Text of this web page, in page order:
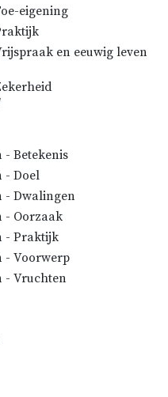
eigening
en eeuwig leven
Betekenis
- Doel
- Dwalingen
- Oorzaak
- Praktijk
- Voorwerp
- Vruchten